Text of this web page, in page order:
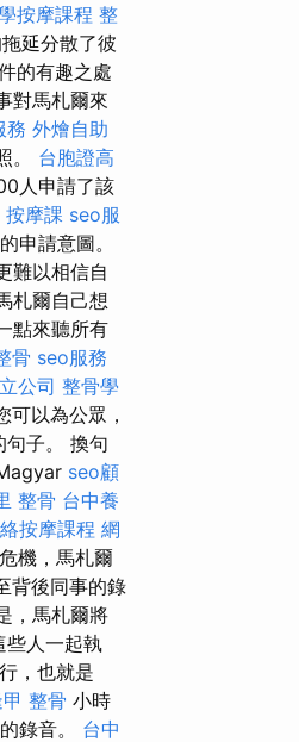
按摩課程 整
延分散了彼
的有趣之處
對馬札爾來
務 外燴自助
。 台胞證高
人申請了該
按摩課 seo服
申請意圖。
難以相信自
札爾自己想
點來聽所有
骨 seo服務
公司 整骨學
以為公眾，
句子。 換句
seo顧
整骨 台中養
按摩課程 網
機，馬札爾
背後同事的錄
，馬札爾將
些人一起執
，也就是
整骨 小時
錄音。 台中